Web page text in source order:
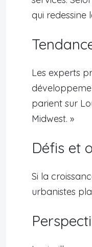
qui redessine
Les experts
parient sur
Midwest. »
Défis et
Si la
urbanistes